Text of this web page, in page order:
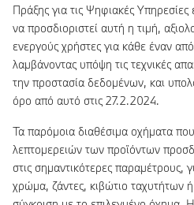
Πράξης για τις Ψηφιακές
να προσδιοριστεί αυτή η τιμή,
ενεργούς χρήστες για κάθε έναν
λαμβάνοντας υπόψη τις τεχνικές
την προστασία δεδομένων, και
όρο από αυτό στις 27.2.2024.
Τα παρόμοια διαθέσιμα οχήματα που
λεπτομερειών των προϊόντων
στις σημαντικότερες παραμέτρους,
χρώμα, ζάντες, κιβώτιο ταχυτήτων